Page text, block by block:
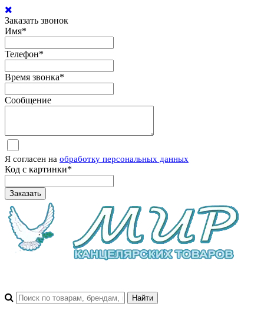
Заказать звонок
Имя*
Телефон*
Время звонка*
Сообщение
Я согласен на обработку персональных данных
Код с картинки*
Заказать